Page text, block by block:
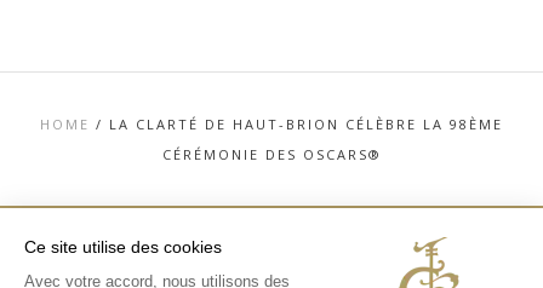
Ce site utilise des cookies
Avec votre accord, nous utilisons des
HOME / LA CLARTÉ DE HAUT-BRION CÉLÈBRE LA 98ÈME
CÉRÉMONIE DES OSCARS®